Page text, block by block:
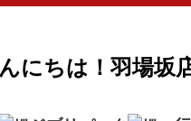
にちは！羽場坂